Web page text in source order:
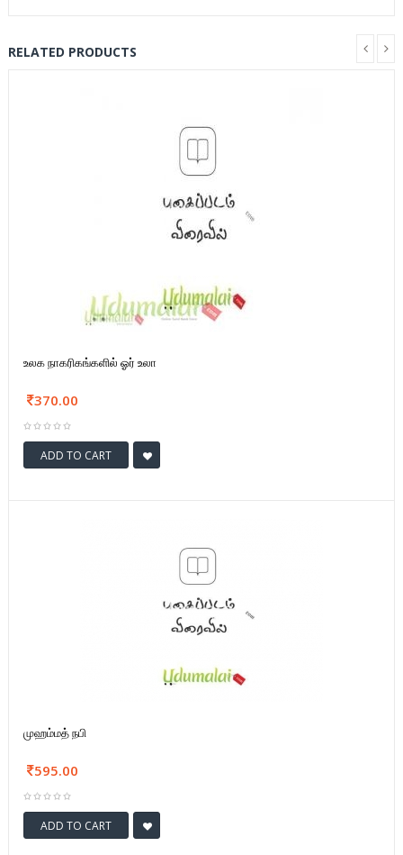
RELATED PRODUCTS
உலக நாகரிகங்களில் ஓர் உலா
370.00
ADD TO CART
முஹம்மத் நபி
595.00
ADD TO CART